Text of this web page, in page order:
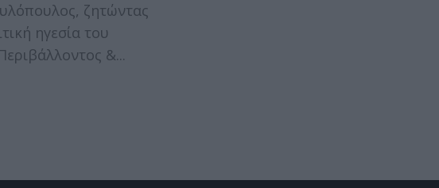
ζητώντας
ηγεσία του
&...